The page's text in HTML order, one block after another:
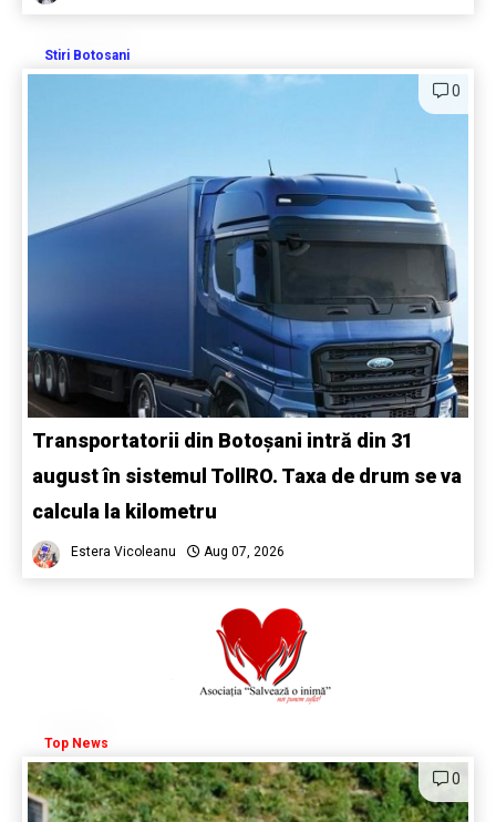
Stiri Botosani
0
Transportatorii din Botoșani intră din 31
august în sistemul TollRO. Taxa de drum se va
calcula la kilometru
Estera Vicoleanu Aug 07, 2026
Top News
0